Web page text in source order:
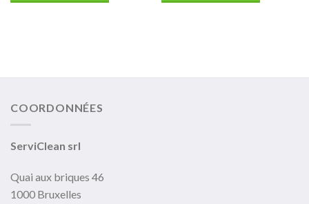
COORDONNÉES
ServiClean srl
Quai aux briques 46
1000 Bruxelles